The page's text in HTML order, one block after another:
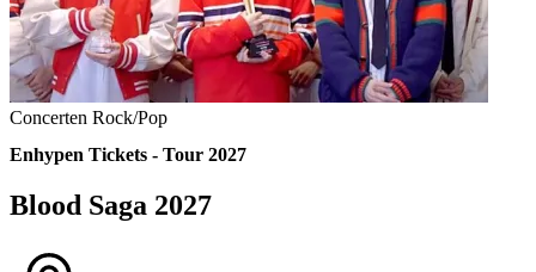
Concerten Rock/Pop
Enhypen Tickets - Tour 2027
Blood Saga 2027